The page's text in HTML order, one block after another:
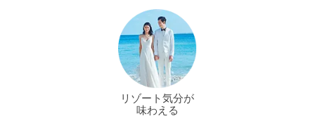
リゾート気分が
味わえる